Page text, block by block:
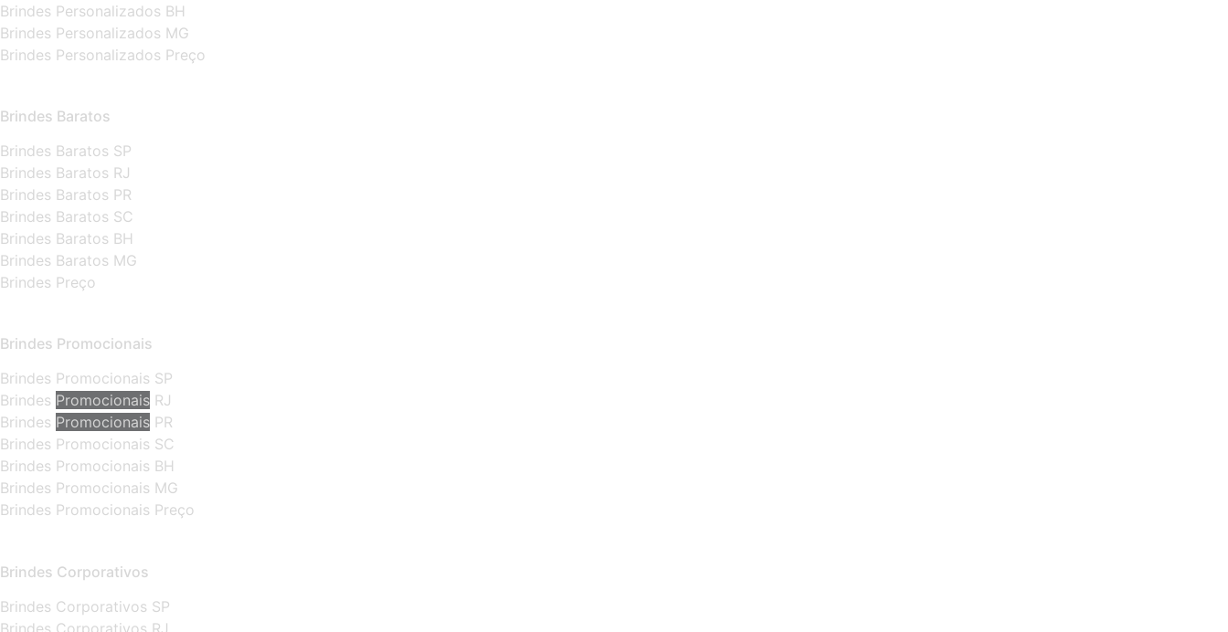
Brindes Personalizados BH
Brindes Personalizados MG
Brindes Personalizados Preço
Brindes Baratos
Brindes Baratos SP
Brindes Baratos RJ
Brindes Baratos PR
Brindes Baratos SC
Brindes Baratos BH
Brindes Baratos MG
Brindes Preço
Brindes Promocionais
Brindes Promocionais SP
Brindes Promocionais RJ
Brindes Promocionais PR
Brindes Promocionais SC
Brindes Promocionais BH
Brindes Promocionais MG
Brindes Promocionais Preço
Brindes Corporativos
Brindes Corporativos SP
Brindes Corporativos RJ